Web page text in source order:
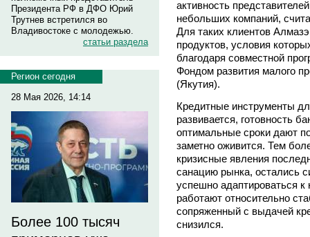
Президента РФ в ДФО Юрий
Трутнев встретился во
Владивостоке с молодежью.
статьи раздела
Регион сегодня
28 Мая 2026, 14:14
Более 100 тысяч
активность
небольших компаний,
Для таких клиентов
продуктов, условия
благодаря совместной
Фондом развития малого
(Якутия).
Кредитные инструменты
развивается, готовность
оптимальные сроки дают
заметно оживится. Тем
кризисные явления
санацию рынка, остались
успешно адаптироваться
работают относительно
сопряженный с выдачей
снизился.